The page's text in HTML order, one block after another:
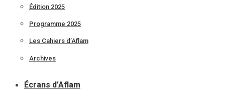
Édition 2025
Programme 2025
Les Cahiers d’Aflam
Archives
Écrans d’Aflam